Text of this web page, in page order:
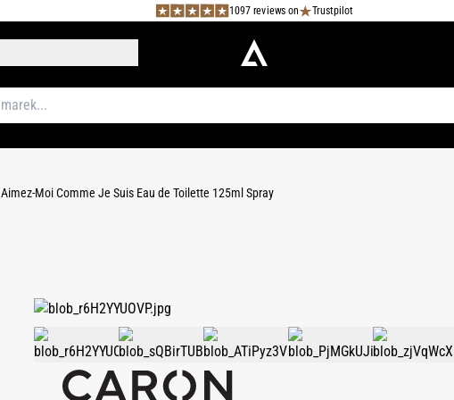
1097 reviews on Trustpilot
Aimez-Moi Comme Je Suis Eau de Toilette 125ml Spray